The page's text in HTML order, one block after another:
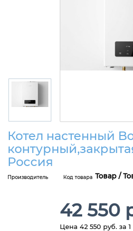
Котел настенный
Россия
Производитель Код товара Товар /
42 550
Цена 42 550 руб. за